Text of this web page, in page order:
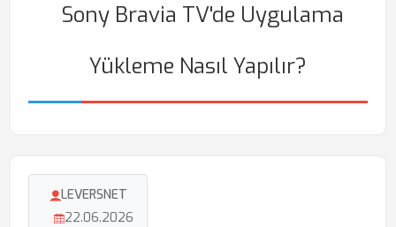
Sony Bravia TV'de Uygulama
Yükleme Nasıl Yapılır?
LEVERSNET
22.06.2026